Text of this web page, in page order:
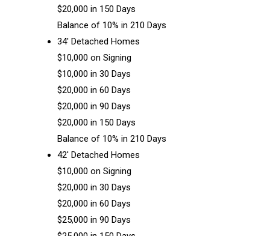
$20,000 in 150 Days
Balance of 10% in 210 Days
34′ Detached Homes
$10,000 on Signing
$10,000 in 30 Days
$20,000 in 60 Days
$20,000 in 90 Days
$20,000 in 150 Days
Balance of 10% in 210 Days
42′ Detached Homes
$10,000 on Signing
$20,000 in 30 Days
$20,000 in 60 Days
$25,000 in 90 Days